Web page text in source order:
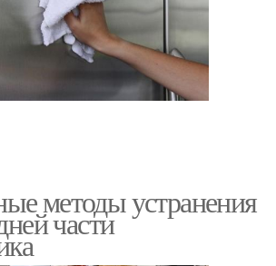
методы устранения
части